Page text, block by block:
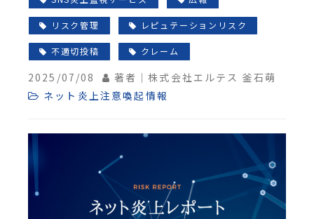
リスク管理 レピュテーションリスク
不適切投稿 クレーム
2025/07/08
著者｜株式会社エルテス 釜石萌
ネット炎上注意喚起情報